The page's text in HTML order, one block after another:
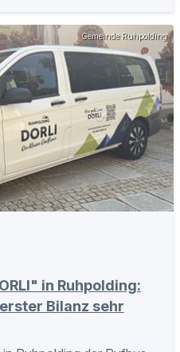
Gemeinde Ruhpolding
in Ruhpolding:
Bilanz sehr